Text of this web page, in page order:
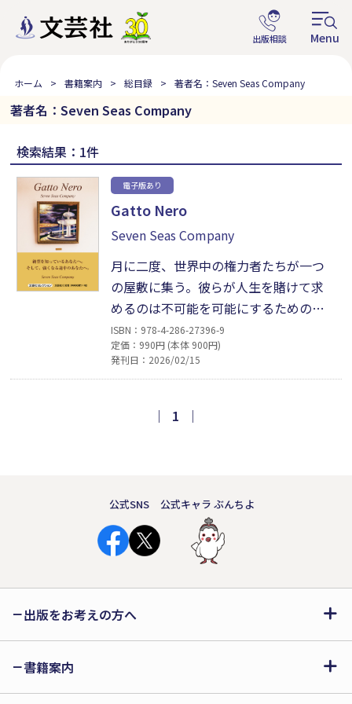
ホーム 書籍案内 総目録 著者名：Seven Seas Company
著者名：Seven Seas Company
検索結果：1件
電子版あり
Gatto Nero
Seven Seas Company
月に二度、世界中の権力者たちが一つ
の屋敷に集う。彼らが人生を賭けて求
めるのは不可能を可能にするための
「交渉権」。ある天才医師がその権利
を手にし、二つの極秘任務に挑む。舞
台は東京、アイルランド、ニューヨー
命、正義と後悔、信頼と落胆。誰を救
ISBN：978-4-286-27396-9
定価：990円 (本体 900円)
発刊日：2026/02/15
｜ 1 ｜
公式SNS 公式キャラ ぶんちよ
出版をお考えの方へ
書籍案内